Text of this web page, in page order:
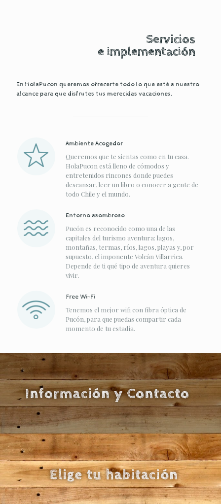
Servicios
e implementación
En HolaPucon queremos ofrecerte todo lo que esté a nuestro
alcance para que disfrutes tus merecidas vacaciones.
Ambiente Acogedor
Queremos que te sientas como en tu casa.
HolaPucon está lleno de cómodos y
entretenidos rincones donde puedes
descansar, leer un libro o conocer a gente de
todo Chile y el mundo.
Entorno asombroso
Pucón es reconocido como una de las
capitales del turismo aventura: lagos,
montañas, termas, ríos, lagos, playas y, por
supuesto, el imponente Volcán Villarrica.
Depende de ti qué tipo de aventura quieres
vivir.
Free Wi-Fi
Tenemos el mejor wifi con fibra óptica de
Pucón, para que puedas compartir cada
momento de tu estadía.